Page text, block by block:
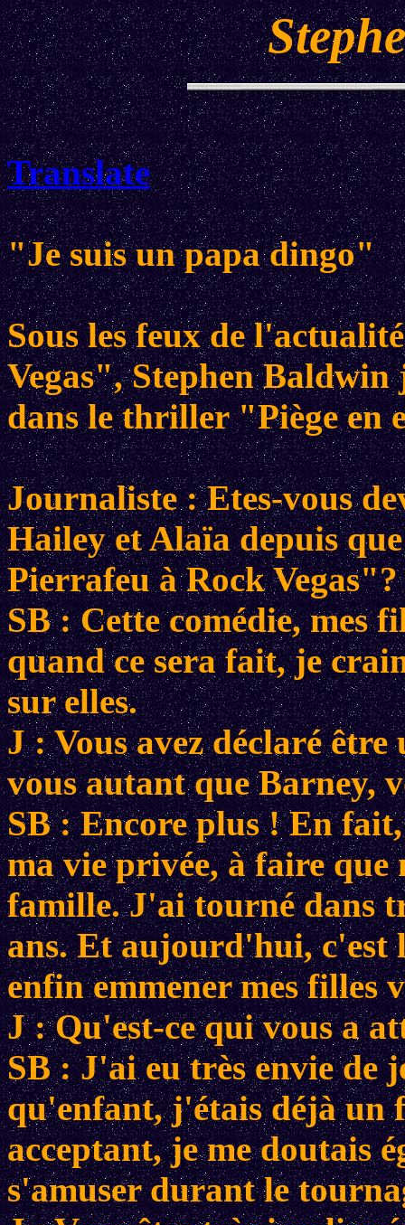
Translate
"Je suis un papa dingo"
Sous les feux de
Vegas", Stephen Baldwin
dans le thriller "Piège en
Journaliste : Etes-vous
Hailey et Alaïa depuis
Pierrafeu à Rock Vegas"?
SB : Cette comédie, mes
quand ce sera fait, je
sur elles.
J : Vous avez déclaré
vous autant que Barney,
SB : Encore plus ! En
ma vie privée, à faire
famille. J'ai tourné dans
ans. Et aujourd'hui, c'est
enfin emmener mes
J : Qu'est-ce qui vous a
SB : J'ai eu très envie de
qu'enfant, j'étais déjà un
acceptant, je me doutais
s'amuser durant le